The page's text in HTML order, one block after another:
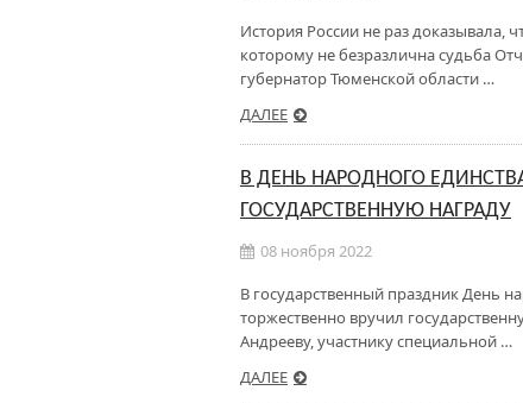
История России не раз доказывала,
которому не безразлична судьба
губернатор Тюменской области …
ДАЛЕЕ
В ДЕНЬ НАРОДНОГО
ГОСУДАРСТВЕННУЮ НАГРАДУ
08 ноября 2022
В государственный праздник День
торжественно вручил
Андрееву, участнику специальной …
ДАЛЕЕ